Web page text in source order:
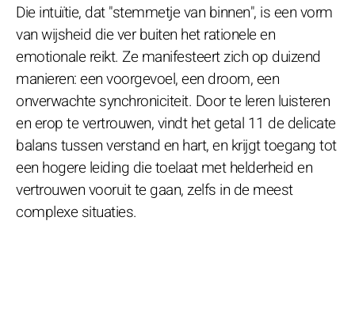
Die intuïtie, dat "stemmetje van binnen", is een vorm
van wijsheid die ver buiten het rationele en
emotionale reikt. Ze manifesteert zich op duizend
manieren: een voorgevoel, een droom, een
onverwachte synchroniciteit. Door te leren luisteren
en erop te vertrouwen, vindt het getal 11 de delicate
balans tussen verstand en hart, en krijgt toegang tot
een hogere leiding die toelaat met helderheid en
vertrouwen vooruit te gaan, zelfs in de meest
complexe situaties.